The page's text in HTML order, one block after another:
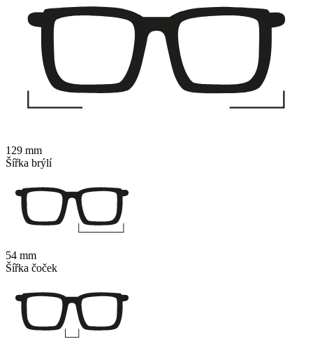
129 mm
Šířka brýlí
54 mm
Šířka čoček